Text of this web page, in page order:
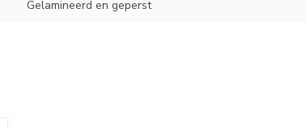
Gelamineerd en geperst